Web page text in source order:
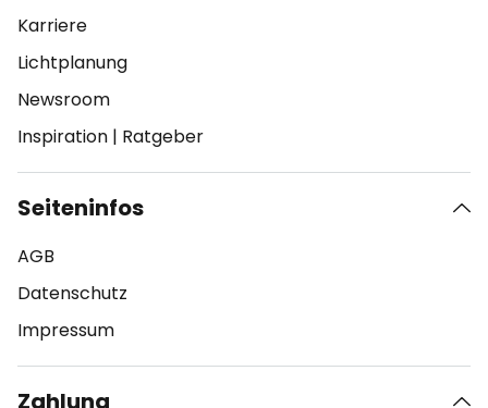
Karriere
Lichtplanung
Newsroom
Inspiration | Ratgeber
Seiteninfos
AGB
Datenschutz
Impressum
Zahlung